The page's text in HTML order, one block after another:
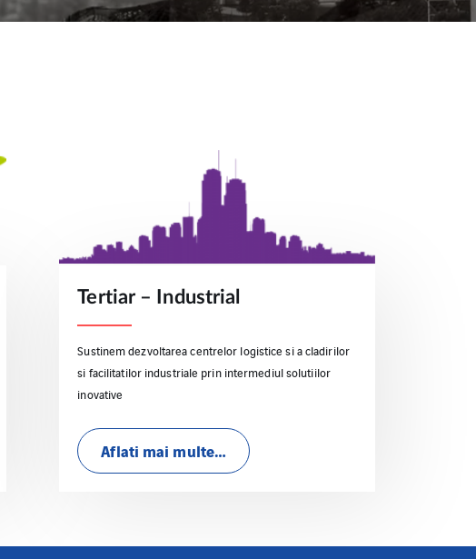
Tertiar – Industrial
Sustinem dezvoltarea centrelor logistice si a cladirilor
si facilitatilor industriale prin intermediul solutiilor
inovative
Aflati mai multe…